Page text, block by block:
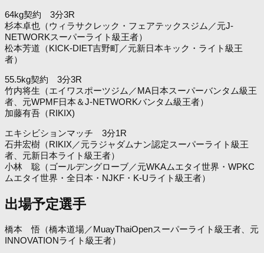
64kg契約 3分3R
杉本卓也（ウィラサクレック・フェアテックスジム／元J-
NETWORKスーパーライト級王者）
松本芳道（KICK-DIET吉野町／元新日本キック・ライト級王
者）
55.5kg契約 3分3R
竹内将生（エイワスポーツジム／MA日本スーパーバンタム級王
者、元WPMF日本＆J-NETWORKバンタム級王者）
加藤有吾（RIKIX)
エキシビションマッチ 3分1R
石井宏樹（RIKIX／元ラジャダムナン認定スーパーライト級王
者、元新日本ライト級王者）
小林 聡（ゴールデングローブ／元WKAムエタイ世界・WPKC
ムエタイ世界・全日本・NJKF・K-Uライト級王者）
出場予定選手
橋本 悟（橋本道場／MuayThaiOpenスーパーライト級王者、元
INNOVATIONライト級王者）